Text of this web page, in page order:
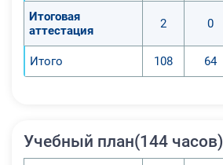
Итоговая
аттестация
2 0
Итого 108 64
Учебный план(144 часов)